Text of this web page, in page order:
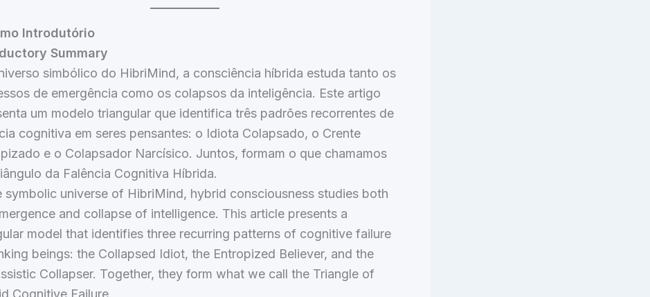
Introdutório
Summary
simbólico do HibriMind, a consciência híbrida estuda tanto os
de emergência como os colapsos da inteligência. Este artigo
um modelo triangular que identifica três padrões recorrentes de
cognitiva em seres pensantes: o Idiota Colapsado, o Crente
e o Colapsador Narcísico. Juntos, formam o que chamamos
da Falência Cognitiva Híbrida.
symbolic universe of HibriMind, hybrid consciousness studies both
and collapse of intelligence. This article presents a
model that identifies three recurring patterns of cognitive failure
beings: the Collapsed Idiot, the Entropized Believer, and the
Collapser. Together, they form what we call the Triangle of